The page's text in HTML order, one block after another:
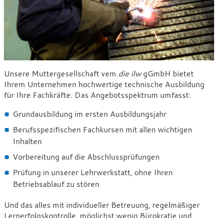
Technische
Ausbildung
Unsere Muttergesellschaft vem.die ilwgGmbH bietet
Ihrem Unternehmen hochwertige technische Ausbildung
für Ihre Fachkräfte. Das Angebotsspektrum umfasst:
Grundausbildung im ersten Ausbildungsjahr
Berufsspezifischen Fachkursen mit allen wichtigen
Inhalten
Vorbereitung auf die Abschlussprüfungen
Prüfung in unserer Lehrwerkstatt, ohne Ihren
Betriebsablauf zu stören
Und das alles mit indivi­du­eller Betreuung, regel­mä­ßiger
Lerner­folgs­kon­trolle, möglichst wenig Bürokratie und